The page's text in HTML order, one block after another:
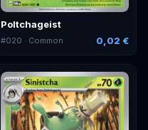
Poltchageist
#020 · Common 0,02 €